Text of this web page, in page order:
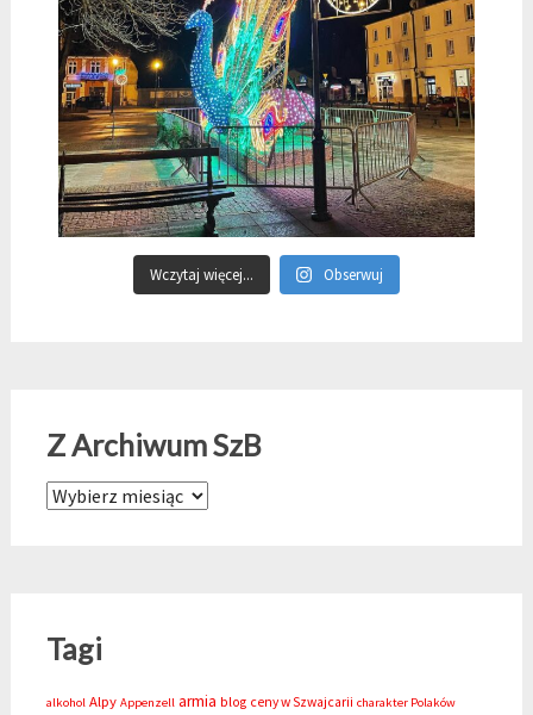
Wczytaj więcej... Obserwuj
Z Archiwum SzB
Z Archiwum SzB
Tagi
alkohol Alpy Appenzell armia blog ceny w Szwajcarii charakter Polaków